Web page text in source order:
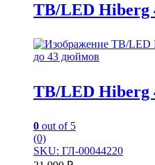
TB/LED
до 43 дюймов
TB/LED
0 out of 5
(0)
SKU: ГЛ-00044220